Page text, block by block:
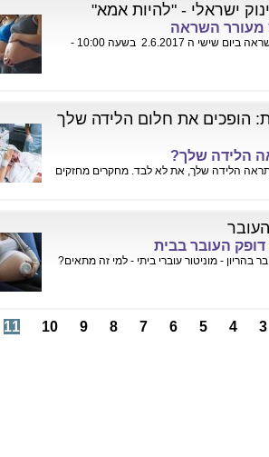
ישראלי - "להיות אמא"
מעורר השראה
הצטרפי אלינו למפגש מעורר השראה ביום שישי ה 2.6.2017 בשעה 10:00 -
הופכים את חלום הלידה שלך
הלידה שלך?
תראה הלידה שלך, את לא לבד. מחקרים מחזקים
העובר בבית
בהריון - מוניטור עוברי ביתי - למי זה מתאים?
3
4
5
6
7
8
9
10
11